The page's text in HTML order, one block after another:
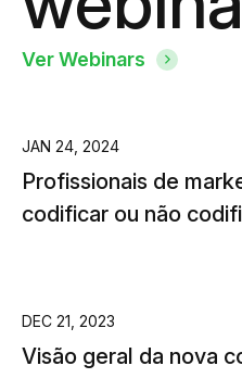
Ver Webinars
JAN 24, 2024
Profissionais de
codificar ou não
DEC 21, 2023
Visão geral da nova